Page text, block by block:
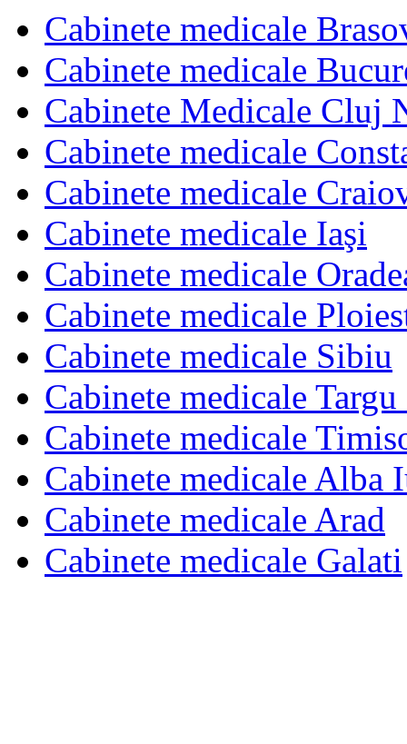
Cabinete medicale
Cabinete medicale
Cabinete Medicale Cluj
Cabinete medicale
Cabinete medicale
Cabinete medicale Iaşi
Cabinete medicale
Cabinete medicale
Cabinete medicale Sibiu
Cabinete medicale
Cabinete medicale
Cabinete medicale Alba
Cabinete medicale Arad
Cabinete medicale Galati